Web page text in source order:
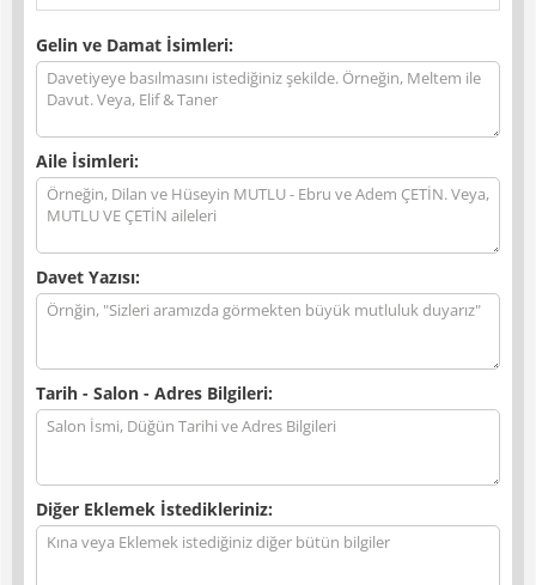
Gelin ve Damat İsimleri:
Aile İsimleri:
Davet Yazısı:
Tarih - Salon - Adres Bilgileri:
Diğer Eklemek İstedikleriniz: